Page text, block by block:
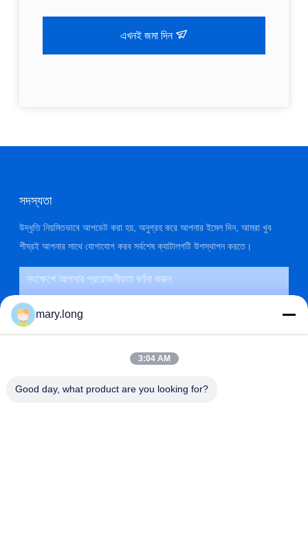
এখনই জমা দিন
সদস্যতা
উদ্ধৃতি নিয়মিতভাবে আপডেট করা হয়, অনুগ্রহ করে আপনার ইমেল দিন, আমরা খুব
শীঘ্রই আপনার সাথে যোগাযোগ করব সর্বশেষ ক্যাটালগটি উপস্থাপন করতে।
mary.long
3:04 AM
Good day, what product are you looking for?